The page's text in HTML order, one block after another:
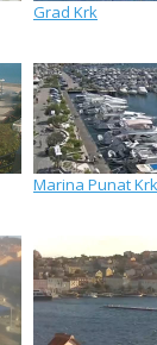
Grad Krk
Marina Punat Krk